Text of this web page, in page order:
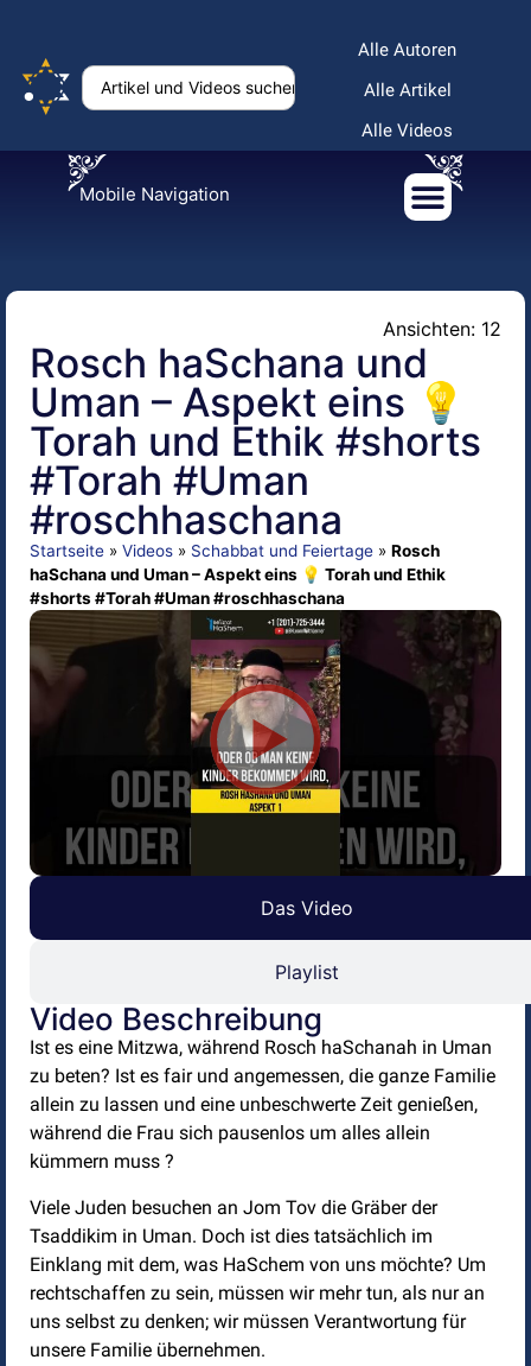
Alle Autoren
Alle Artikel
Alle Videos
Mobile Navigation
Ansichten: 12
Rosch haSchana und
Uman – Aspekt eins 💡
Torah und Ethik #shorts
#Torah #Uman
#roschhaschana
Startseite » Videos » Schabbat und Feiertage » Rosch
haSchana und Uman – Aspekt eins 💡 Torah und Ethik
#shorts #Torah #Uman #roschhaschana
Das Video
Playlist
Video Beschreibung
Ist es eine Mitzwa, während Rosch haSchanah in Uman
zu beten? Ist es fair und angemessen, die ganze Familie
allein zu lassen und eine unbeschwerte Zeit genießen,
während die Frau sich pausenlos um alles allein
kümmern muss ?
Viele Juden besuchen an Jom Tov die Gräber der
Tsaddikim in Uman. Doch ist dies tatsächlich im
Einklang mit dem, was HaSchem von uns möchte? Um
rechtschaffen zu sein, müssen wir mehr tun, als nur an
uns selbst zu denken; wir müssen Verantwortung für
unsere Familie übernehmen.